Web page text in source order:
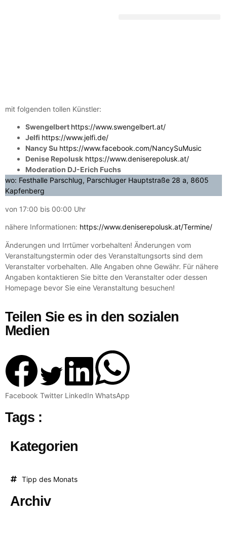
mit folgenden tollen Künstler:
Swengelbert https://www.swengelbert.at/
Jelfi https://www.jelfi.de/
Nancy Su https://www.facebook.com/NancySuMusic
Denise Repolusk https://www.deniserepolusk.at/
Moderation DJ-Erich Fuchs
wo: Festhalle Parschlug, Parschluger Hauptstraße 28 a, 8605
Kapfenberg
von 17:00 bis 00:00 Uhr
nähere Informationen: https://www.deniserepolusk.at/Termine/
Änderungen und Irrtümer vorbehalten! Änderungen vom
Veranstaltungstermin oder des Veranstaltungsorts sind dem
Veranstalter vorbehalten. Alle Angaben ohne Gewähr. Für nähere
Angaben kontaktieren Sie bitte den Veranstalter oder dessen
Homepage bevor Sie eine Veranstaltung besuchen!
Teilen Sie es in den sozialen
Medien
Facebook Twitter LinkedIn WhatsApp
Tags :
Kategorien
Tipp des Monats
Archiv